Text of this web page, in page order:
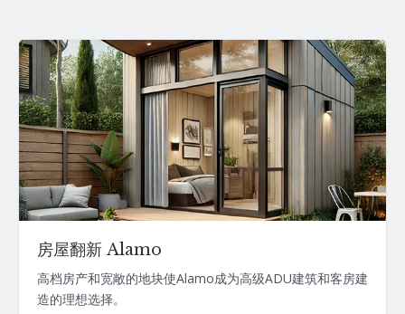
房屋翻新 Alamo
高档房产和宽敞的地块使Alamo成为高级ADU建筑和客房建
造的理想选择。